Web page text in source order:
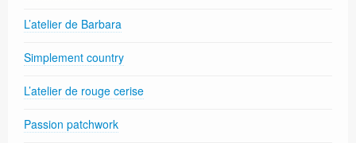
L’atelier de Barbara
Simplement country
L’atelier de rouge cerise
Passion patchwork